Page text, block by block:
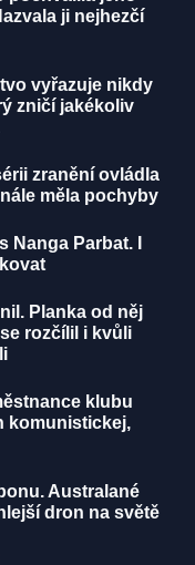
ji nejhezčí
vyřazuje nikdy
zničí jakékoliv
zranění ovládla
měla pochyby
Parbat. I
Planka od něj
rozčílil i kvůli
klubu
komunistickej,
Australané
dron na světě